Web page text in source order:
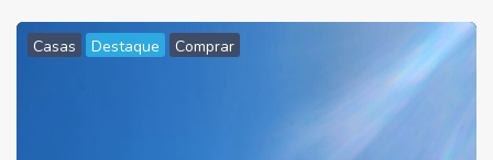
Casas Destaque Comprar